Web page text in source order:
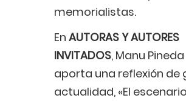
memorialistas.
En AUTORAS Y AUTORES
INVITADOS, Manu Pineda
aporta una reflexión de
actualidad, «El escenario